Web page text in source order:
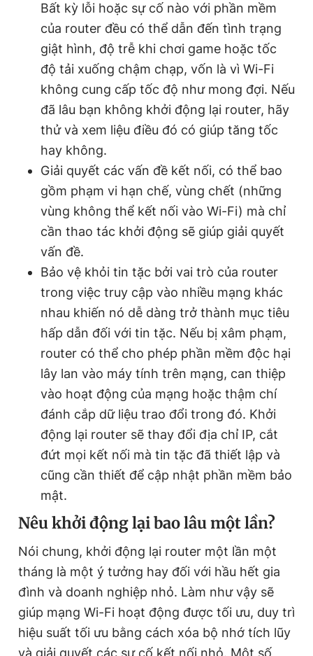
Bất kỳ lỗi hoặc sự cố nào với phần mềm
của router đều có thể dẫn đến tình trạng
giật hình, độ trễ khi chơi game hoặc tốc
độ tải xuống chậm chạp, vốn là vì Wi-Fi
không cung cấp tốc độ như mong đợi. Nếu
đã lâu bạn không khởi động lại router, hãy
thử và xem liệu điều đó có giúp tăng tốc
hay không.
Giải quyết các vấn đề kết nối, có thể bao
gồm phạm vi hạn chế, vùng chết (những
vùng không thể kết nối vào Wi-Fi) mà chỉ
cần thao tác khởi động sẽ giúp giải quyết
vấn đề.
Bảo vệ khỏi tin tặc bởi vai trò của router
trong việc truy cập vào nhiều mạng khác
nhau khiến nó dễ dàng trở thành mục tiêu
hấp dẫn đối với tin tặc. Nếu bị xâm phạm,
router có thể cho phép phần mềm độc hại
lây lan vào máy tính trên mạng, can thiệp
vào hoạt động của mạng hoặc thậm chí
đánh cắp dữ liệu trao đổi trong đó. Khởi
động lại router sẽ thay đổi địa chỉ IP, cắt
đứt mọi kết nối mà tin tặc đã thiết lập và
cũng cần thiết để cập nhật phần mềm bảo
mật.
Nêu khởi động lại bao lâu một lần?
Nói chung, khởi động lại router một lần một
tháng là một ý tưởng hay đối với hầu hết gia
đình và doanh nghiệp nhỏ. Làm như vậy sẽ
giúp mạng Wi-Fi hoạt động được tối ưu, duy trì
hiệu suất tối ưu bằng cách xóa bộ nhớ tích lũy
và giải quyết các sự cố kết nối nhỏ. Một số